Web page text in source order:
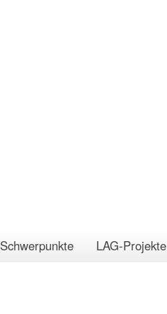
Schwerpunkte LAG-Projekte